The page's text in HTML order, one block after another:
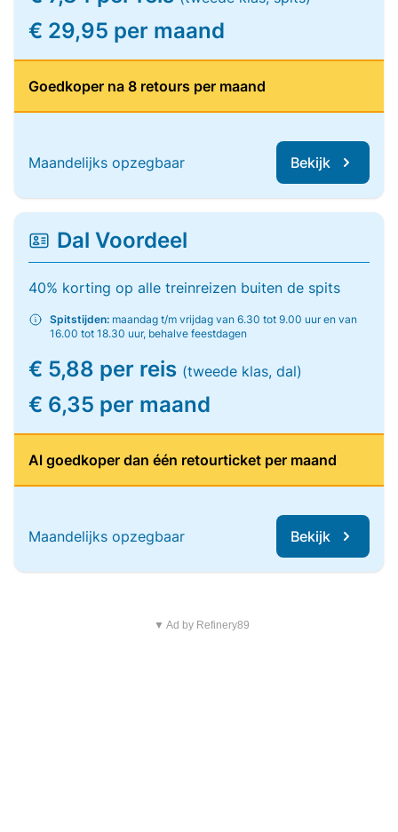
€ 29,95 per maand
Goedkoper na 8 retours per maand
Maandelijks opzegbaar Bekijk
Dal Voordeel
40% korting op alle treinreizen buiten de spits
Spitstijden: maandag t/m vrijdag van 6.30 tot 9.00 uur en van
16.00 tot 18.30 uur, behalve feestdagen
€ 5,88 per reis (tweede klas, dal)
€ 6,35 per maand
Al goedkoper dan één retourticket per maand
Maandelijks opzegbaar Bekijk
▼ Ad by Refinery89